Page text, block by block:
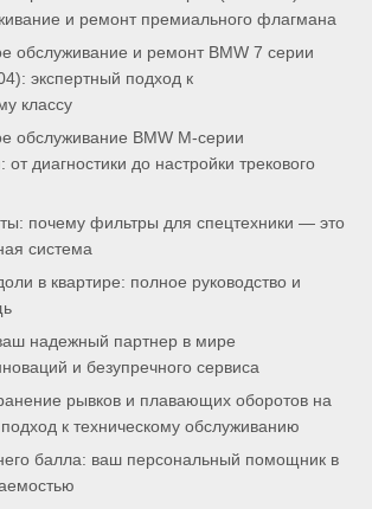
и ремонт премиального флагмана
обслуживание и ремонт BMW 7 серии
экспертный подход к
классу
обслуживание BMW M-серии
диагностики до настройки трекового
почему фильтры для спецтехники — это
система
в квартире: полное руководство и
надежный партнер в мире
и безупречного сервиса
рывков и плавающих оборотов на
к техническому обслуживанию
балла: ваш персональный помощник в